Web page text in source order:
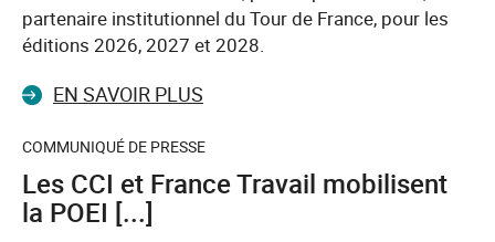
partenaire institutionnel du Tour de France, pour les
éditions 2026, 2027 et 2028.
EN SAVOIR PLUS
COMMUNIQUÉ DE PRESSE
Les CCI et France Travail mobilisent
la POEI [...]